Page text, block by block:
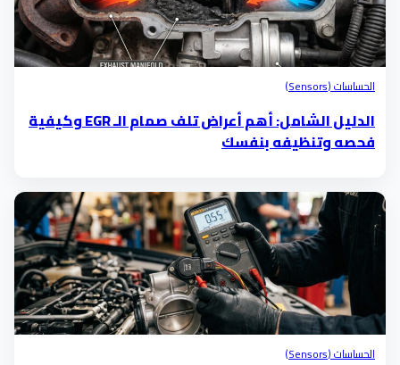
الحساسات (Sensors)
الدليل الشامل: أهم أعراض تلف صمام الـ EGR وكيفية
فحصه وتنظيفه بنفسك
الحساسات (Sensors)